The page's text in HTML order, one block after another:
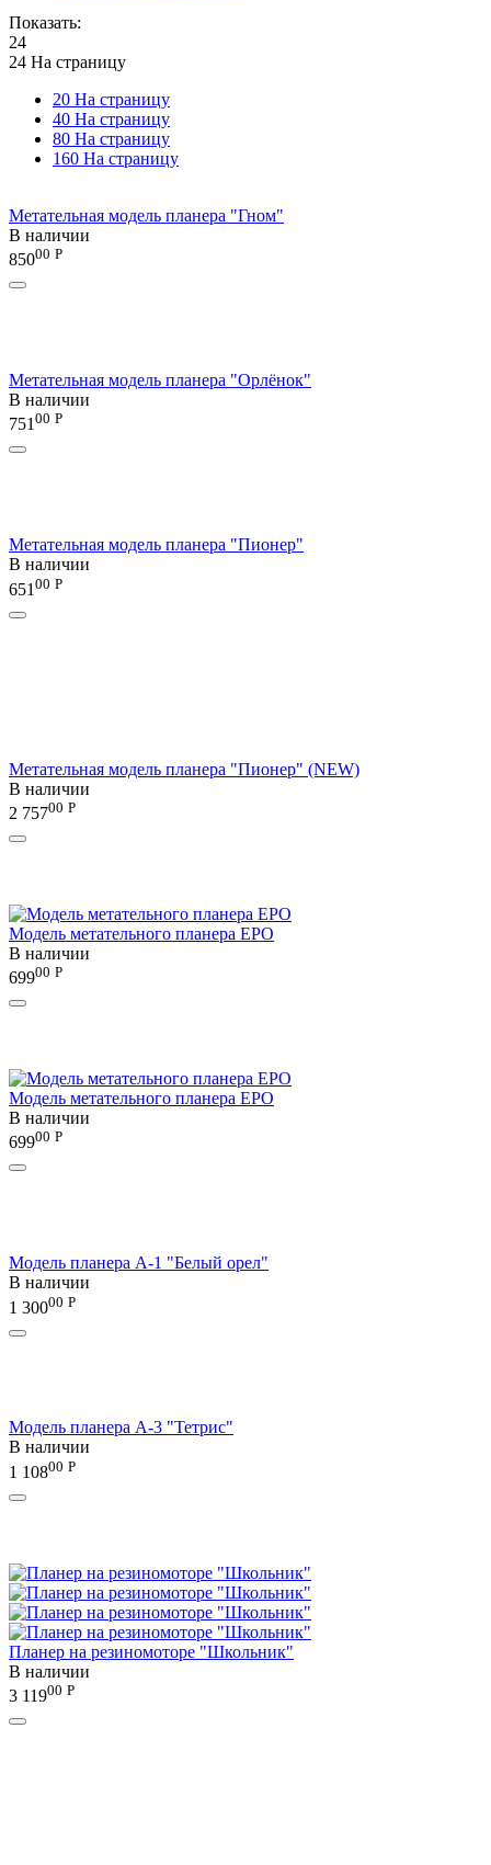
Показать:
24
24 На страницу
20 На страницу
40 На страницу
80 На страницу
160 На страницу
Метательная модель планера "Гном"
В наличии
85000 Р
Метательная модель планера "Орлёнок"
В наличии
75100 Р
Метательная модель планера "Пионер"
В наличии
651 00 Р
Метательная модель планера "Пионер" (NEW)
В наличии
2 75700 Р
Модель метательного планера EPO
В наличии
69900 Р
Модель метательного планера EPO
В наличии
69900 Р
Модель планера А-1 "Белый орел"
В наличии
1 30000 Р
Модель планера А-3 "Тетрис"
В наличии
1 10800 Р
Планер на резиномоторе "Школьник"
В наличии
3 11900 Р